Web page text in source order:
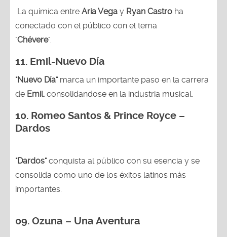
La química entre Aria Vega y Ryan Castro ha
conectado con el público con el tema
"Chévere".
11. Emil-Nuevo Día
"Nuevo Día"marca un importante paso en la carrera
de Emil, consolidandose en la industria musical.
10. Romeo Santos & Prince Royce –
Dardos
"Dardos"conquista al público con su esencia y se
consolida como uno de los éxitos latinos más
importantes.
09. Ozuna – Una Aventura